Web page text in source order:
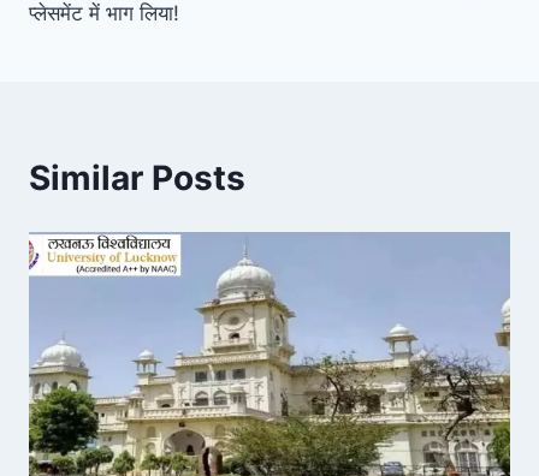
प्लेसमेंट में भाग लिया!
Similar Posts